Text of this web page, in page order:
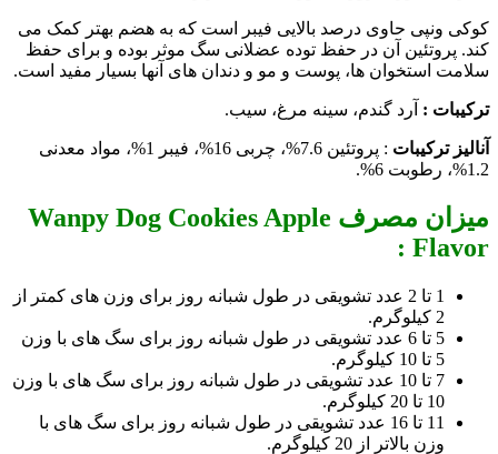
کوکی ونپی حاوی درصد بالایی فیبر است که به هضم بهتر کمک می
کند. پروتئین آن در حفظ توده عضلانی سگ موثر بوده و برای حفظ
سلامت استخوان ها، پوست و مو و دندان های آنها بسیار مفید است.
ترکیبات : آرد گندم، سینه مرغ، سیب.
آنالیز ترکیبات
: پروتئین 7.6%، چربی 16%، فیبر 1%، مواد معدنی
1.2%، رطوبت 6%.
میزان مصرف Wanpy Dog Cookies Apple
Flavor :
1 تا 2 عدد تشویقی در طول شبانه روز برای وزن های کمتر از
2 کیلوگرم.
5 تا 6 عدد تشویقی در طول شبانه روز برای سگ های با وزن
5 تا 10 کیلوگرم.
7 تا 10 عدد تشویقی در طول شبانه روز برای سگ های با وزن
10 تا 20 کیلوگرم.
11 تا 16 عدد تشویقی در طول شبانه روز برای سگ های با
وزن بالاتر از 20 کیلوگرم.